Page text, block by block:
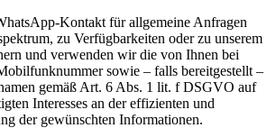
Kontakt für allgemeine Anfragen
zu Verfügbarkeiten oder zu unserem
und verwenden wir die von Ihnen bei
sowie – falls bereitgestellt –
gemäß Art. 6 Abs. 1 lit. f DSGVO auf
Interesses an der effizienten und
der gewünschten Informationen.